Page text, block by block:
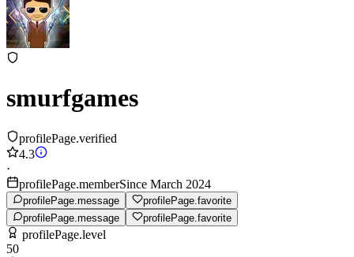
smurfgames
profilePage.verified
4.3
·
profilePage.memberSince March 2024
profilePage.message
profilePage.favorite
profilePage.message
profilePage.favorite
profilePage.level
50